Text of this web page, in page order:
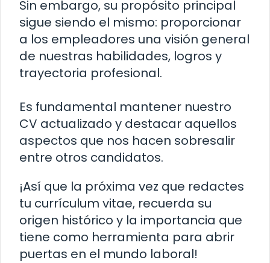
Sin embargo, su propósito principal
sigue siendo el mismo: proporcionar
a los empleadores una visión general
de nuestras habilidades, logros y
trayectoria profesional.
Es fundamental mantener nuestro
CV actualizado y destacar aquellos
aspectos que nos hacen sobresalir
entre otros candidatos.
¡Así que la próxima vez que redactes
tu currículum vitae, recuerda su
origen histórico y la importancia que
tiene como herramienta para abrir
puertas en el mundo laboral!